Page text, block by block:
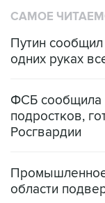
САМОЕ
Путин
одних руках
ФСБ сообщила
подростков,
Росгвардии
области